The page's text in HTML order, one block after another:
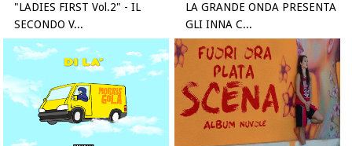
"LADIES FIRST Vol.2" - IL
SECONDO V...
LA GRANDE ONDA PRESENTA
GLI INNA C...